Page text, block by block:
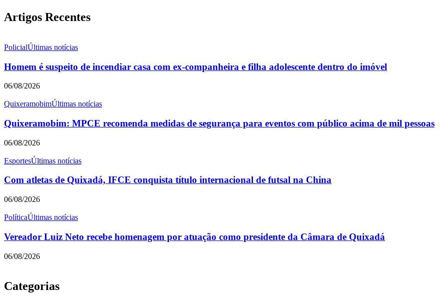
Artigos Recentes
PolicialÚltimas notícias
Homem é suspeito de incendiar casa com ex-companheira e filha adolescente dentro do imóvel
06/08/2026
QuixeramobimÚltimas notícias
Quixeramobim: MPCE recomenda medidas de segurança para eventos com público acima de mil pessoas
06/08/2026
EsportesÚltimas notícias
Com atletas de Quixadá, IFCE conquista título internacional de futsal na China
06/08/2026
PolíticaÚltimas notícias
Vereador Luiz Neto recebe homenagem por atuação como presidente da Câmara de Quixadá
06/08/2026
Categorias